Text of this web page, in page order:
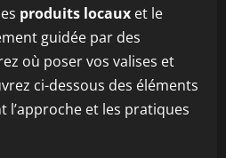
produits locaux et le
guidée par des
où poser vos valises et
ci-dessous des éléments
l’approche et les pratiques